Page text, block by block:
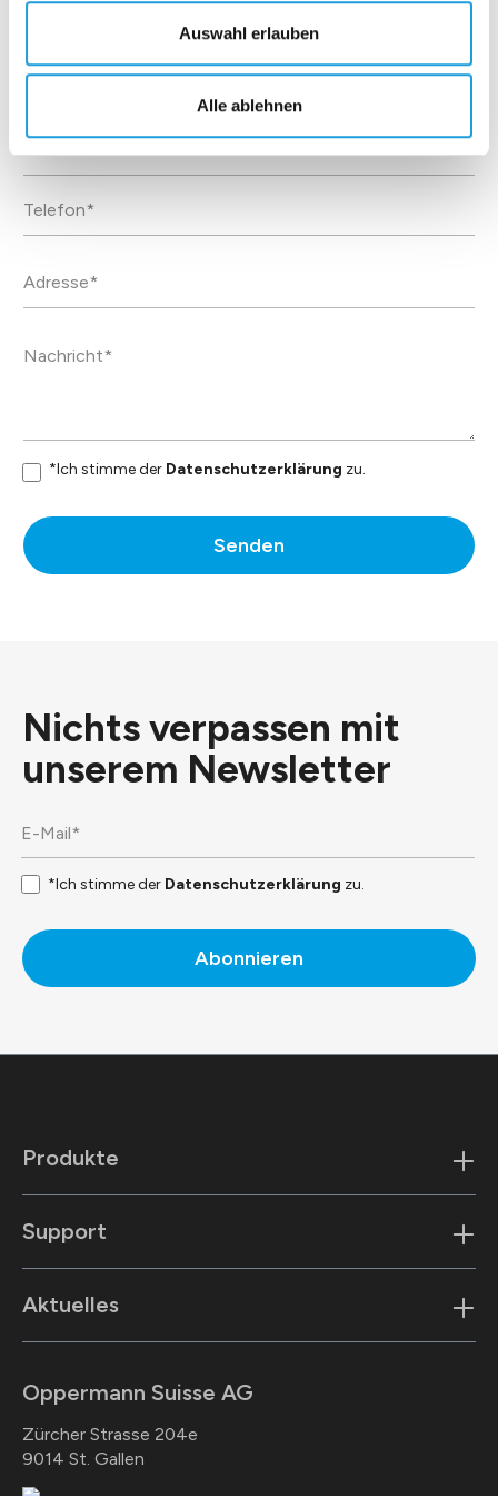
Auswahl erlauben
Alle ablehnen
mit einer
Deckel
dauerhaft.
*Ich stimme der Datenschutzerklärung zu.
Senden
Nichts verpassen mit
unserem Newsletter
*Ich stimme der Datenschutzerklärung zu.
Abonnieren
Oppermann Suisse AG
Zürcher Strasse 204e
9014 St. Gallen
Produkte
Support
Aktuelles